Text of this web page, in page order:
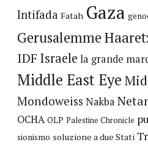
Intifada Fatah Gaza
Gerusalemme
IDF Israele la grande
Middle East Eye
Mondoweiss Nakba
OCHA OLP Palestine Chronicle
sionismo soluzione a due Stati